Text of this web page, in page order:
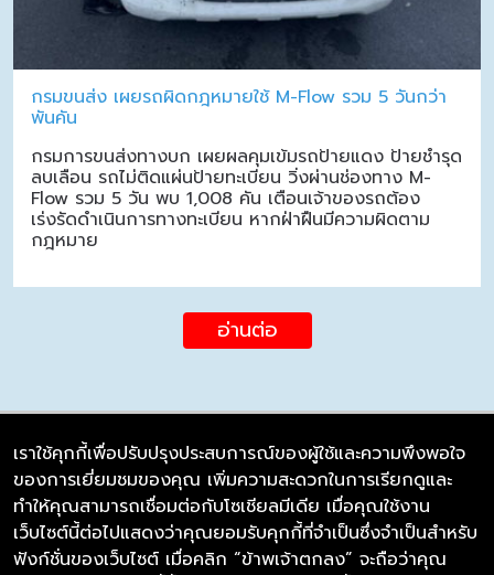
กรมขนส่ง เผยรถผิดกฎหมายใช้ M-Flow รวม 5 วันกว่า
พันคัน
กรมการขนส่งทางบก เผยผลคุมเข้มรถป้ายแดง ป้ายชำรุด
ลบเลือน รถไม่ติดแผ่นป้ายทะเบียน วิ่งผ่านช่องทาง M-
Flow รวม 5 วัน พบ 1,008 คัน เตือนเจ้าของรถต้อง
เร่งรัดดำเนินการทางทะเบียน หากฝ่าฝืนมีความผิดตาม
กฎหมาย
อ่านต่อ
บริษัท ซิมลิงค์ จำกัด
98/226 Bangrakyai-Baanmai Road,
Bangyai, Nonthaburi 11140
เราใช้คุกกี้เพื่อปรับปรุงประสบการณ์ของผู้ใช้และความพึงพอใจ
ของการเยี่ยมชมของคุณ เพิ่มความสะดวกในการเรียกดูและ
ทำให้คุณสามารถเชื่อมต่อกับโซเชียลมีเดีย เมื่อคุณใช้งาน
เว็บไซต์นี้ต่อไปแสดงว่าคุณยอมรับคุกกี้ที่จำเป็นซึ่งจำเป็นสำหรับ
ฟังก์ชั่นของเว็บไซต์ เมื่อคลิก “ข้าพเจ้าตกลง” จะถือว่าคุณ